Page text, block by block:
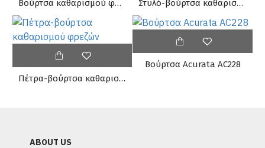
Βούρτσα καθαρισμού φρεζών νάιλον Στυλό-βούρτσα καθαρισμού φρεζών
Πέτρα-βούρτσα καθαρισμού φρεζών
Βούρτσα Acurata AC228
ABOUT US